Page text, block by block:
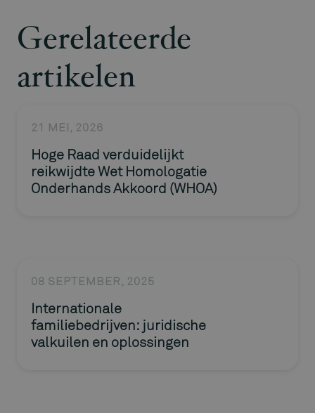
Gerelateerde
artikelen
21 MEI, 2026
Hoge Raad verduidelijkt
reikwijdte Wet Homologatie
Onderhands Akkoord (WHOA)
08 SEPTEMBER, 2025
Internationale
familiebedrijven: juridische
valkuilen en oplossingen